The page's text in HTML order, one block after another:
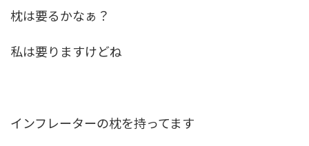
枕は要るかなぁ？
私は要りますけどね
インフレーターの枕を持ってます